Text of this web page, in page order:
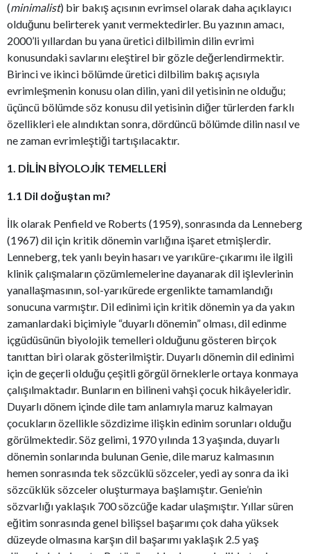
(minimalist) bir bakış açısının evrimsel olarak daha açıklayıcı
olduğunu belirterek yanıt vermektedirler. Bu yazının amacı,
2000’li yıllardan bu yana üretici dilbilimin dilin evrimi
konusundaki savlarını eleştirel bir gözle değerlendirmektir.
Birinci ve ikinci bölümde üretici dilbilim bakış açısıyla
evrimleşmenin konusu olan dilin, yani dil yetisinin ne olduğu;
üçüncü bölümde söz konusu dil yetisinin diğer türlerden farklı
özellikleri ele alındıktan sonra, dördüncü bölümde dilin nasıl ve
ne zaman evrimleştiği tartışılacaktır.
1. DİLİN BİYOLOJİK TEMELLERİ
1.1 Dil doğuştan mı?
İlk olarak Penfield ve Roberts (1959), sonrasında da Lenneberg
(1967) dil için kritik dönemin varlığına işaret etmişlerdir.
Lenneberg, tek yanlı beyin hasarı ve yarıküre-çıkarımı ile ilgili
klinik çalışmaların çözümlemelerine dayanarak dil işlevlerinin
yanallaşmasının, sol-yarıkürede ergenlikte tamamlandığı
sonucuna varmıştır. Dil edinimi için kritik dönemin ya da yakın
zamanlardaki biçimiyle “duyarlı dönemin” olması, dil edinme
içgüdüsünün biyolojik temelleri olduğunu gösteren birçok
tanıttan biri olarak gösterilmiştir. Duyarlı dönemin dil edinimi
için de geçerli olduğu çeşitli görgül örneklerle ortaya konmaya
çalışılmaktadır. Bunların en bilineni vahşi çocuk hikâyeleridir.
Duyarlı dönem içinde dile tam anlamıyla maruz kalmayan
çocukların özellikle sözdizime ilişkin edinim sorunları olduğu
görülmektedir. Söz gelimi, 1970 yılında 13 yaşında, duyarlı
dönemin sonlarında bulunan Genie, dile maruz kalmasının
hemen sonrasında tek sözcüklü sözceler, yedi ay sonra da iki
sözcüklük sözceler oluşturmaya başlamıştır. Genie’nin
sözvarlığı yaklaşık 700 sözcüğe kadar ulaşmıştır. Yıllar süren
eğitim sonrasında genel bilişsel başarımı çok daha yüksek
düzeyde olmasına karşın dil başarımı yaklaşık 2.5 yaş